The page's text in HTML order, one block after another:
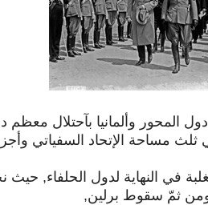
المحور وألمانيا بآحتلال معظم
ثلث مساحة الإتحاد السفياتي
في النهاية لدول الحلفاء, حيث
ومن ثمّ سقوط برلين,